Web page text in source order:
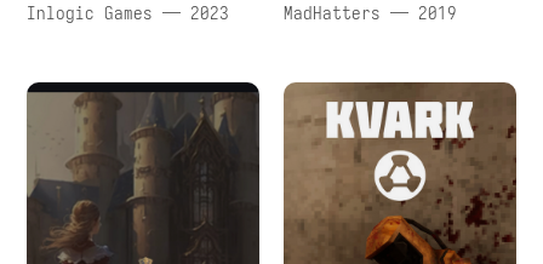
Inlogic Games — 2023 MadHatters — 2019